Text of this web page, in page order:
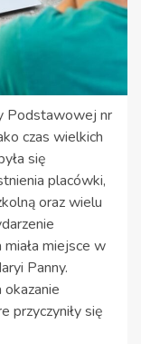
Podstawowej nr
czas wielkich
się
placówki,
oraz wielu
miejsce w
Panny.
przyczyniły się